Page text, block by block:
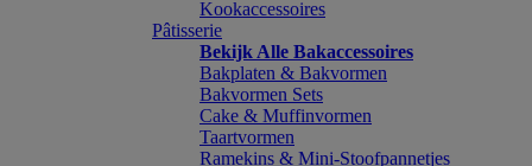
Kookaccessoires
Pâtisserie
Bekijk Alle Bakaccessoires
Bakplaten & Bakvormen
Bakvormen Sets
Cake & Muffinvormen
Taartvormen
Ramekins & Mini-Stoofpannetjes